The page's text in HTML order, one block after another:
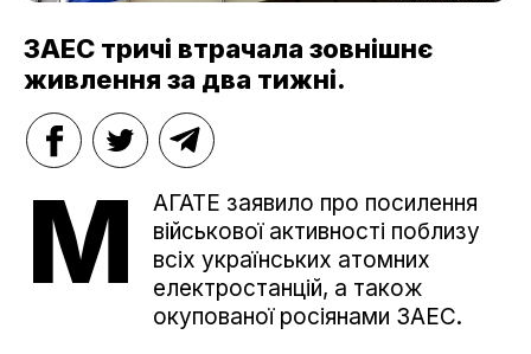
ЗАЕС тричі втрачала зовнішнє
живлення за два тижні.
М
АГАТЕ заявило про посилення
військової активності поблизу
всіх українських атомних
електростанцій, а також
окупованої росіянами ЗАЕС.